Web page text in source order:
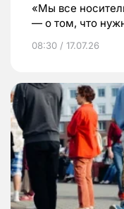
«Мы все
— о том, что
08:30 / 17.07.26